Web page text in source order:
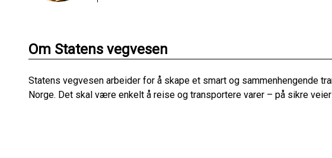
Om Statens vegvesen
Statens vegvesen arbeider for å skape et smart og sammenhengende
Norge. Det skal være enkelt å reise og transportere varer – på sikre